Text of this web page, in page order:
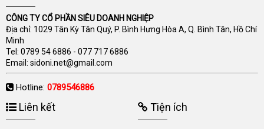
CÔNG TY CỔ PHẦN SIÊU DOANH NGHIỆP
Địa chỉ: 1029 Tân Kỳ Tân Quý, P. Bình Hưng Hòa A, Q. Bình Tân, Hồ Chí
Minh
Tel: 0789 54 6886 - 077 717 6886
Email: sidoni.net@gmail.com
Hotline: 0789546886
Liên kết Tiện ích